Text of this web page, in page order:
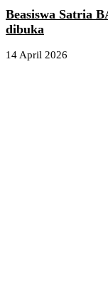
Beasiswa Satria
dibuka
14 April 2026